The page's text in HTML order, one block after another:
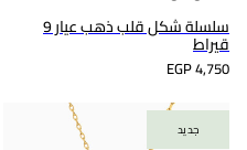
سلسلة شكل قلب ذهب عيار 9
قيراط
EGP 4,750
جديد
جديد